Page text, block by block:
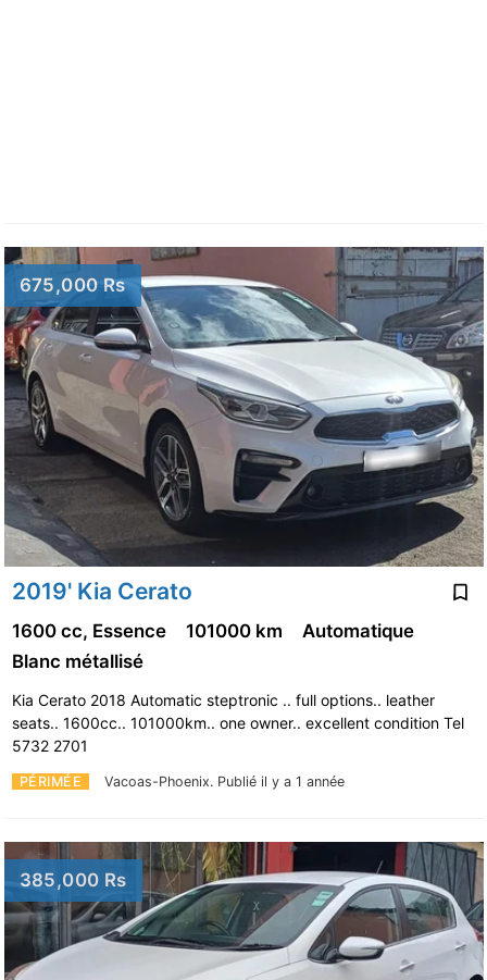
675,000 Rs
2019' Kia Cerato
PÉRIMÉE Vacoas-Phoenix. Publié il y a 1 année
1600 cc, Essence 101000 km
Automatique
Blanc métallisé
Kia Cerato 2018 Automatic steptronic .. full options.. leather
seats.. 1600cc.. 101000km.. one owner.. excellent condition Tel
5732 2701
385,000 Rs